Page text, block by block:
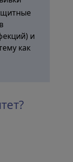
и
как